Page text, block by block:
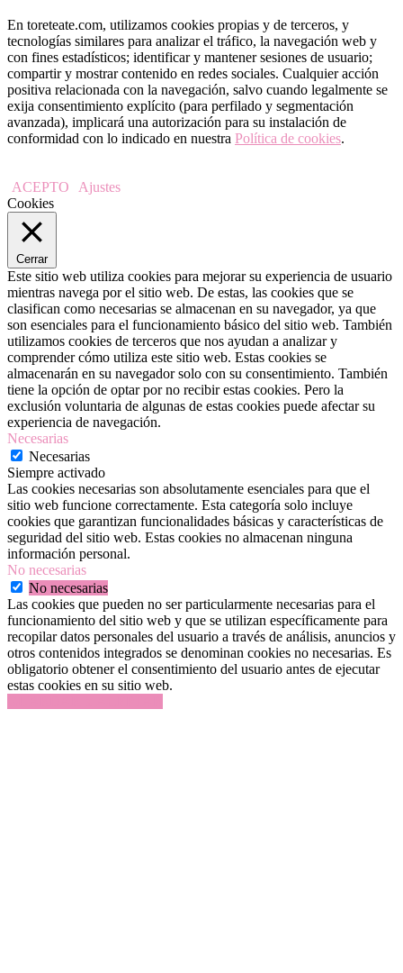
En toreteate.com, utilizamos cookies propias y de terceros, y
tecnologías similares para analizar el tráfico, la navegación web y
con fines estadísticos; identificar y mantener sesiones de usuario;
compartir y mostrar contenido en redes sociales. Cualquier acción
positiva relacionada con la navegación, salvo cuando legalmente se
exija consentimiento explícito (para perfilado y segmentación
avanzada), implicará una autorización para su instalación de
conformidad con lo indicado en nuestra Política de cookies.
ACEPTO
Ajustes
Cookies
Cerrar
Este sitio web utiliza cookies para mejorar su experiencia de usuario
mientras navega por el sitio web. De estas, las cookies que se
clasifican como necesarias se almacenan en su navegador, ya que
son esenciales para el funcionamiento básico del sitio web. También
utilizamos cookies de terceros que nos ayudan a analizar y
comprender cómo utiliza este sitio web. Estas cookies se
almacenarán en su navegador solo con su consentimiento. También
tiene la opción de optar por no recibir estas cookies. Pero la
exclusión voluntaria de algunas de estas cookies puede afectar su
experiencia de navegación.
Necesarias
Necesarias
Siempre activado
Las cookies necesarias son absolutamente esenciales para que el
sitio web funcione correctamente. Esta categoría solo incluye
cookies que garantizan funcionalidades básicas y características de
seguridad del sitio web. Estas cookies no almacenan ninguna
información personal.
No necesarias
No necesarias
Las cookies que pueden no ser particularmente necesarias para el
funcionamiento del sitio web y que se utilizan específicamente para
recopilar datos personales del usuario a través de análisis, anuncios y
otros contenidos integrados se denominan cookies no necesarias. Es
obligatorio obtener el consentimiento del usuario antes de ejecutar
estas cookies en su sitio web.